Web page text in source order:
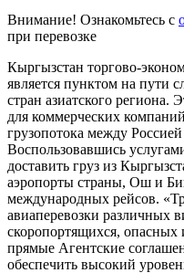
Внимание! Ознакомьтесь с
при перевозке
Кыргызстан торгово-
является пунктом на пути
стран азиатского региона.
для коммерческих
грузопотока между
Воспользовавшись
доставить груз из
аэропорты страны, Ош и
международных рейсов.
авиаперевозки различных
скоропортящихся,
прямые Агентские
обеспечить высокий